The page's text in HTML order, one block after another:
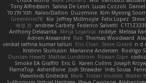
Tony Alfredsson Salina De Leon Lucas Cozzoli Daniel
תמר פלג טל
Kaleo/Dalton Duzemine Kim Myeong Soom
Greenlines78
Kie Jeffrey McIlmoyle Felix Lopez
혜영 전 andrew Carbery Federico Salvetti
Anthony Delasanta
Minja Lojanica roddye Melissa
Adrien Alexandre Rab Thomas Woodward
venkat rathna kumar talluri
Eric Chan Steve Girard n d
Kristinn Sturluson Marianne Andersen Rodrigo
Duncan Hewitt Mattias Lundstrom Rowan Gipe
Smoke EA Graffiti Eric G Karen Collins Joseph
FlameTop AshenBone Josh Strawder Inês Sousa
Vsevolods Gniteckis Mark Tristan Voulelis Walter